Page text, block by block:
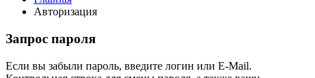
Авторизация
Запрос пароля
Если вы забыли пароль, введите логин или E-Mail.